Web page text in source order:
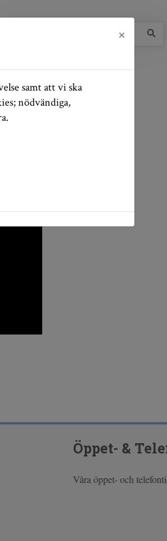
Öppet- &
Våra öppet- och
×
samt att vi ska
nödvändiga,